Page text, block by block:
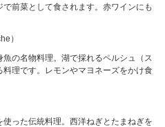
前菜として食されます。赤ワインにも
）
の名物料理。湖で採れるペルシュ（ス
理です。レモンやマヨネーズをかけ食
った伝統料理。西洋ねぎとたまねぎを